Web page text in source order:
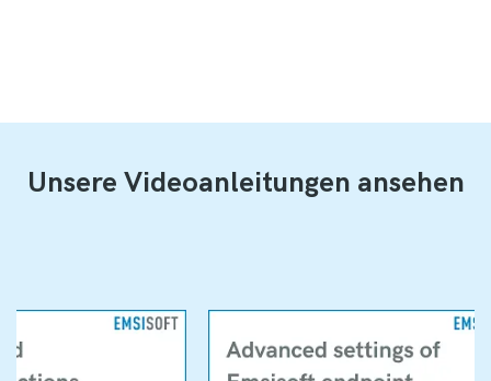
Unsere Videoanleitungen ansehen